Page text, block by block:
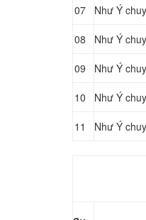
07 Như Ý
08 Như Ý
09 Như Ý
10 Như Ý
11 Như Ý